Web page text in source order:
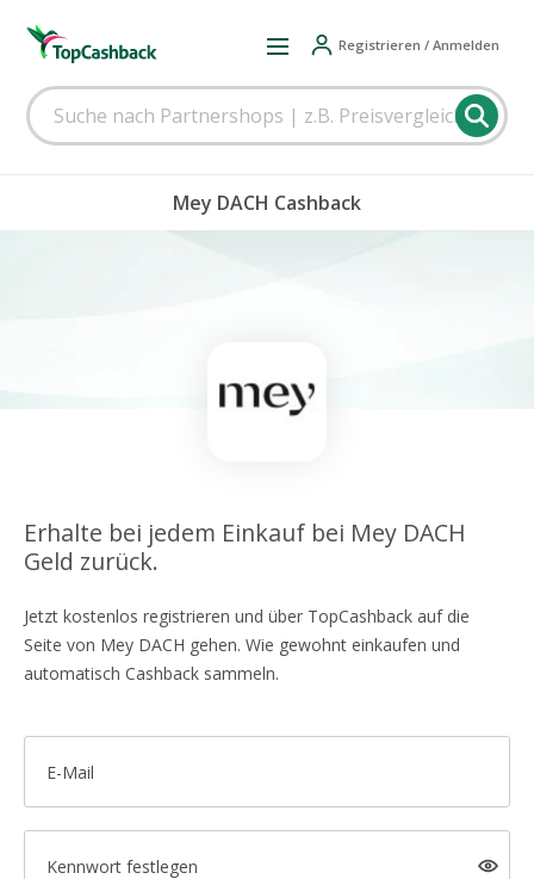
Registrieren / Anmelden
Mey DACH Cashback
Erhalte bei jedem Einkauf bei Mey DACH
Geld zurück.
Jetzt kostenlos registrieren und über TopCashback auf die
Seite von Mey DACH gehen. Wie gewohnt einkaufen und
automatisch Cashback sammeln.
E-Mail
Kennwort festlegen